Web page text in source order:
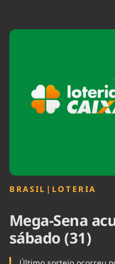
Ciência &
Tecnologia
Cinema
BRASIL | LOTERIA
Mega-Sena
sábado (31)